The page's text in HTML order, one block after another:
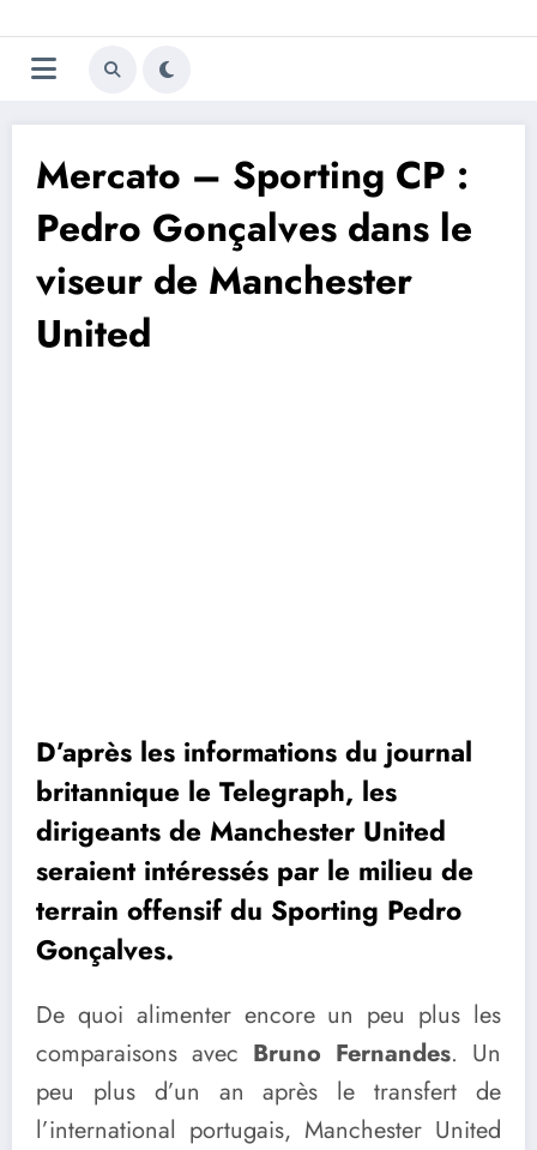
au
contenu
Trivela
L'actualité du football
Mercato – Sporting CP :
Pedro Gonçalves dans le
viseur de Manchester
United
D’après les informations du journal
britannique le Telegraph, les
dirigeants de Manchester United
seraient intéressés par le milieu de
terrain offensif du Sporting Pedro
Gonçalves.
De quoi alimenter encore un peu plus les
comparaisons avec Bruno Fernandes. Un
peu plus d’un an après le transfert de
l’international portugais, Manchester United